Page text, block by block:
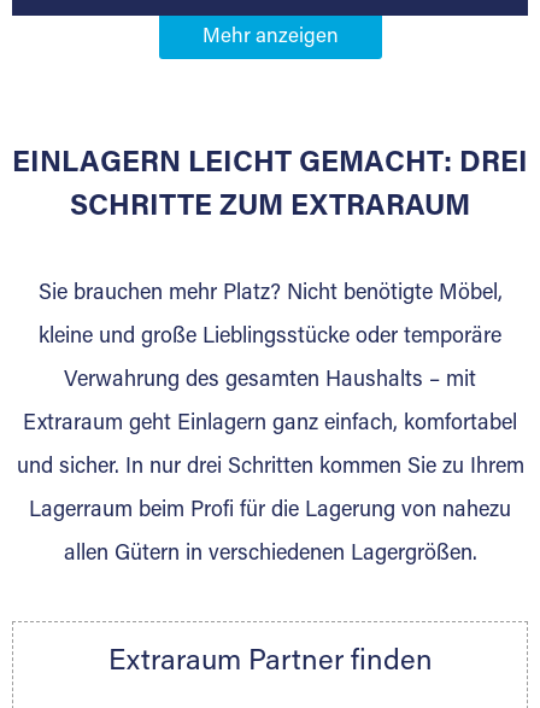
DAS SIND WIR
Ruhen wir uns nicht auf Traditionen aus. Mit
modernem Equipment, geschulten und
Lagergeschäft. So halten wir in unseren
EINLAGERN LEICHT GEMACHT: DREI
SCHRITTE ZUM EXTRARAUM
Sie brauchen mehr Platz? Nicht benötigte Möbel,
kleine und große Lieblingsstücke oder temporäre
Verwahrung des gesamten Haushalts – mit
Extraraum geht Einlagern ganz einfach, komfortabel
und sicher. In nur drei Schritten kommen Sie zu Ihrem
Lagerraum beim Profi für die Lagerung von nahezu
allen Gütern in verschiedenen Lagergrößen.
Extraraum Partner finden